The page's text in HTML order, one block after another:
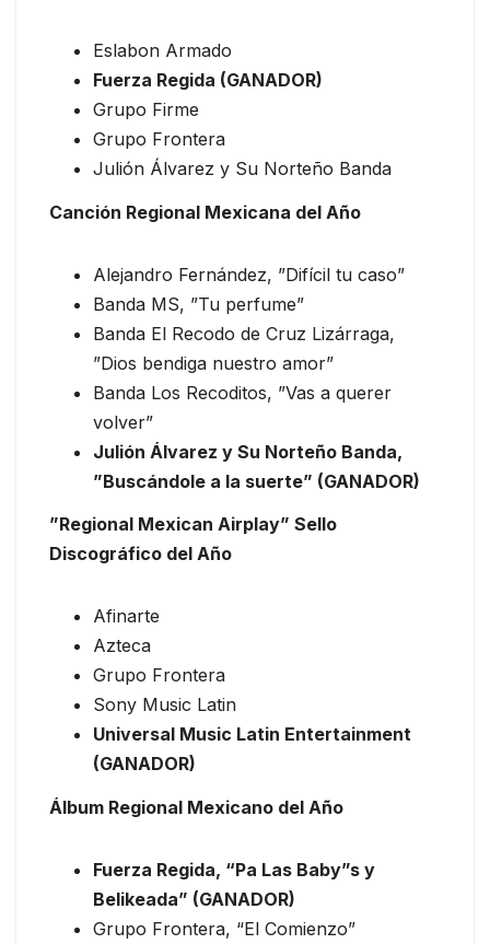
Eslabon Armado
Fuerza Regida (GANADOR)
Grupo Firme
Grupo Frontera
Julión Álvarez y Su Norteño Banda
Canción Regional Mexicana del Año
Alejandro Fernández, ”Difícil tu caso”
Banda MS, ”Tu perfume”
Banda El Recodo de Cruz Lizárraga,
”Dios bendiga nuestro amor”
Banda Los Recoditos, ”Vas a querer
volver”
Julión Álvarez y Su Norteño Banda,
”Buscándole a la suerte” (GANADOR)
”Regional Mexican Airplay” Sello
Discográfico del Año
Afinarte
Azteca
Grupo Frontera
Sony Music Latin
Universal Music Latin Entertainment
(GANADOR)
Álbum Regional Mexicano del Año
Fuerza Regida, “Pa Las Baby”s y
Belikeada” (GANADOR)
Grupo Frontera, “El Comienzo”